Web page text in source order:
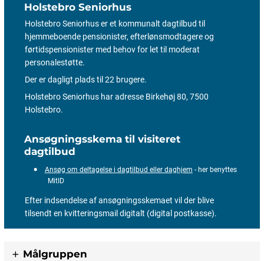
Holstebro Seniorhus
Holstebro Seniorhus er et kommunalt dagtilbud til
hjemmeboende pensionister, efterlønsmodtagere og
førtidspensionister med behov for let til moderat
personalestøtte.
Der er dagligt plads til 22 brugere.
Holstebro Seniorhus har adresse Birkehøj 80, 7500
Holstebro.
Ansøgningsskema til visiteret
dagtilbud
Ansøg om deltagelse i dagtilbud eller daghjem - her benyttes
MitID
Efter indsendelse af ansøgningsskemaet vil der blive
tilsendt en kvitteringsmail digitalt (digital postkasse).
Målgruppen